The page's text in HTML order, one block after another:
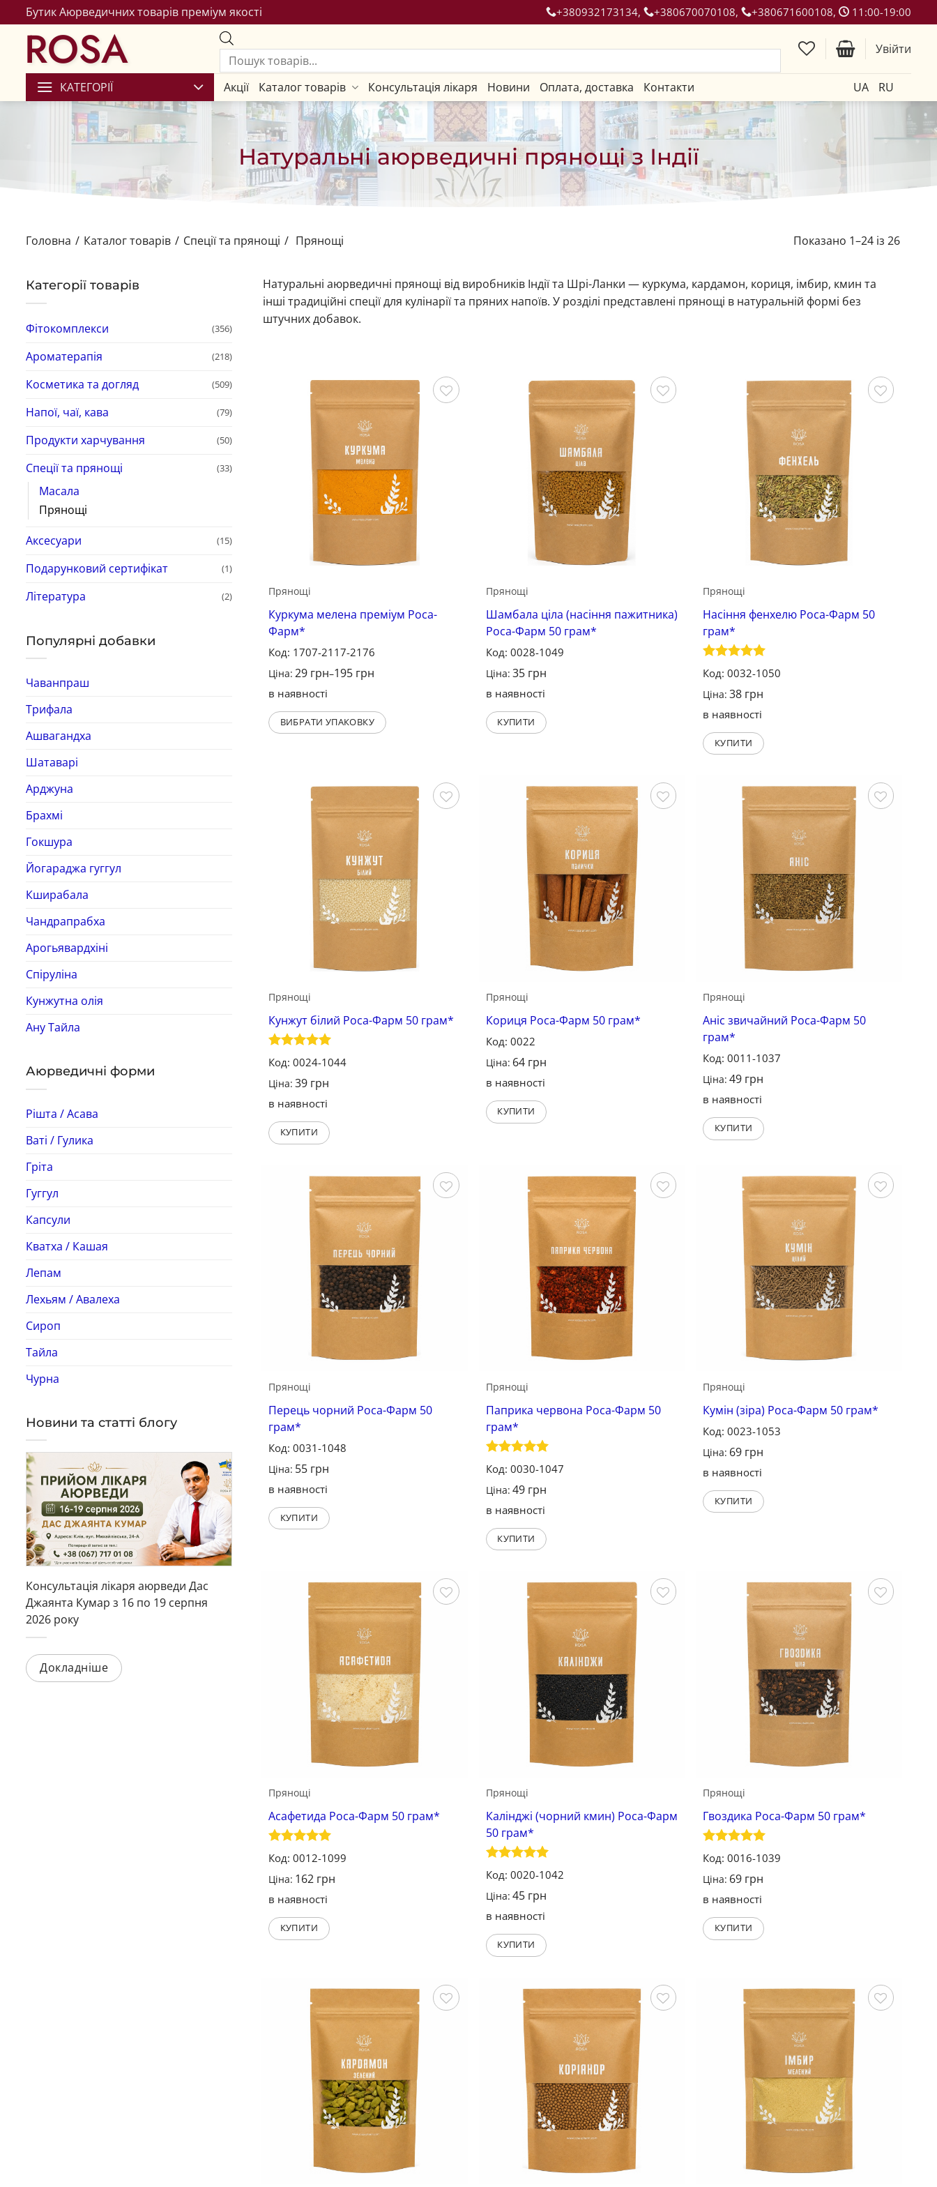
Бутик Аюрведичних товарів преміум якості +380932173134, +380670070108, +380671600108, 11:00-19:00
ROSA Увійти
КАТЕГОРІЇ Акції Каталог товарів Консультація лікаря Новини Оплата, доставка Контакти UA RU
Натуральні аюрведичні прянощі з Індії
Головна / Каталог товарів / Спеції та прянощі / Прянощі Показано 1–24 із 26
Категорії товарів
Фітокомплекси (356)
Ароматерапія (218)
Косметика та догляд (509)
Напої, чаї, кава (79)
Продукти харчування (50)
Спеції та прянощі (33)
Масала
Прянощі
Аксесуари
(15)
Подарунковий сертифікат (1)
Література (2)
Популярні добавки
Чаванпраш
Трифала
Ашвагандха
Шатаварі
Арджуна
Брахмі
Гокшура
Йогараджа гуггул
Кширабала
Чандрапрабха
Арогьявардхіні
Спіруліна
Кунжутна олія
Ану Тайла
Аюрведичні форми
Рішта / Асава
Ваті / Гулика
Гріта
Гуггул
Капсули
Кватха / Кашая
Лепам
Лехьям / Авалеха
Сироп
Тайла
Чурна
Новини та статті блогу
Консультація лікаря аюрведи Дас
Джаянта Кумар з 16 по 19 серпня
2026 року
Докладніше
Натуральні аюрведичні прянощі від виробників Індії та Шрі-Ланки — куркума, кардамон, кориця, імбир, кмин та
інші традиційні спеції для кулінарії та пряних напоїв. У розділі представлені прянощі в натуральній формі без
штучних добавок.
Зберегти
Прянощі
Куркума мелена преміум Роса-
Фарм*
Код: 1707-2117-2176
Ціна: 29 грн–195 грн
в наявності
ВИБРАТИ УПАКОВКУ
Зберегти
Прянощі
Шамбала ціла (насіння пажитника)
Роса-Фарм 50 грам*
Код: 0028-1049
Ціна: 35 грн
в наявності
КУПИТИ
Зберегти
Прянощі
Насіння фенхелю Роса-Фарм 50
грам*
Оцінено в
5з 5
Код: 0032-1050
Ціна: 38 грн
в наявності
КУПИТИ
Зберегти
Прянощі
Кунжут білий Роса-Фарм 50 грам*
Оцінено в
5з 5
Код: 0024-1044
Ціна: 39 грн
в наявності
КУПИТИ
Зберегти
Прянощі
Кориця Роса-Фарм 50 грам*
Код: 0022
Ціна: 64 грн
в наявності
КУПИТИ
Зберегти
Прянощі
Аніс звичайний Роса-Фарм 50
грам*
Код: 0011-1037
Ціна: 49 грн
в наявності
КУПИТИ
Зберегти
Прянощі
Перець чорний Роса-Фарм 50
грам*
Код: 0031-1048
Ціна: 55 грн
в наявності
КУПИТИ
Зберегти
Прянощі
Паприка червона Роса-Фарм 50
грам*
Оцінено в
5з 5
Код: 0030-1047
Ціна: 49 грн
в наявності
КУПИТИ
Зберегти
Прянощі
Кумін (зіра) Роса-Фарм 50 грам*
Код: 0023-1053
Ціна: 69 грн
в наявності
КУПИТИ
Зберегти
Прянощі
Асафетида Роса-Фарм 50 грам*
Оцінено в
5з 5
Код: 0012-1099
Ціна: 162 грн
в наявності
КУПИТИ
Зберегти
Прянощі
Калінджі (чорний кмин) Роса-Фарм
50 грам*
Оцінено в
5з 5
Код: 0020-1042
Ціна: 45 грн
в наявності
КУПИТИ
Зберегти
Прянощі
Гвоздика Роса-Фарм 50 грам*
Оцінено в
5з 5
Код: 0016-1039
Ціна: 69 грн
в наявності
КУПИТИ
Зберегти Зберегти Зберегти